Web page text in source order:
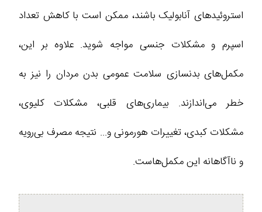
استروئیدهای آنابولیک باشند، ممکن است با کاهش تعداد
اسپرم و مشکلات جنسی مواجه شوید. علاوه بر این،
مکمل‌های بدنسازی سلامت عمومی بدن مردان را نیز به
خطر می‌اندازند. بیماری‌های قلبی، مشکلات کلیوی،
مشکلات کبدی، تغییرات هورمونی و... نتیجه مصرف بی‌رویه
و ناآگاهانه این مکمل‌هاست.